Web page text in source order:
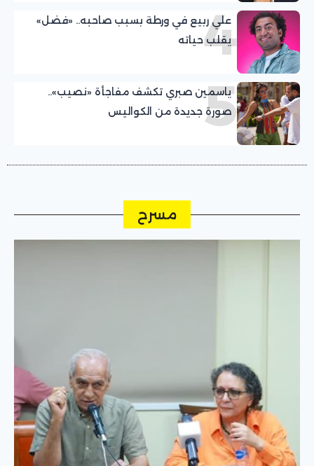
4
علي ربيع في ورطة بسبب صاحبه.. «فضل»
يقلب حياته
5
ياسمين صبري تكشف مفاجأة «نصيب»..
صورة جديدة من الكواليس
مسرح